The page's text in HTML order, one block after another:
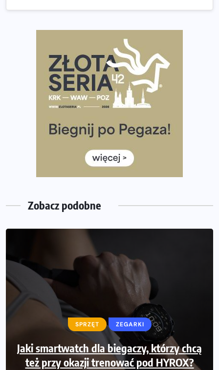
wybiera wyzwanie trzech największych maratonów w
Praska 5k Run gospodarzem Mistrzostw Polski
Największy Bieg Powstania Warszawskiego w historii.
Ponad 12 tysięcy uczestników pobiegło dla Bohaterów!
Tętno vs tempo – czym kierować się w bieganiu?
Co ma dużo białka? Produkty, które warto włączyć do
Rozbiegany Olsztyn szykuje się na weekend z
Już w tę sobotę 35. Bieg Powstania Warszawskiego.
Wystartuje rekordowa liczba uczestników
Zobacz podobne
SPRZĘT ZEGARKI
Jaki smartwatch dla biegaczy, którzy chcą
też przy okazji trenować pod HYROX?
SPRZĘT
Jak zaplanować domowe cardio bez
przepełniania mieszkania sprzętem